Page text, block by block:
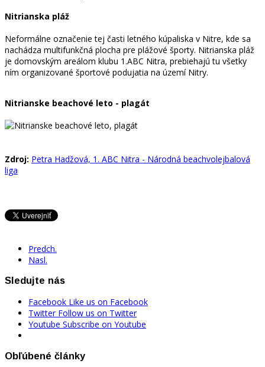
Nitrianska pláž
Neformálne označenie tej časti letného kúpaliska v Nitre, kde sa
nachádza multifunkčná plocha pre plážové športy. Nitrianska pláž
je domovským areálom klubu 1.ABC Nitra, prebiehajú tu všetky
ním organizované športové podujatia na území Nitry.
Nitrianske beachové leto - plagát
Zdroj: Petra Hadžová, 1. ABC Nitra - Národná beachvolejbalová
liga
Predch.
Nasl.
Sledujte nás
Facebook Like us on Facebook
Twitter Follow us on Twitter
Youtube Subscribe on Youtube
Obľúbené články